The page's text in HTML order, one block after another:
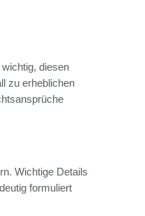
diesen
zu erheblichen
Wichtige Details
formuliert